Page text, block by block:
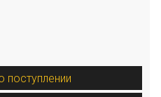
поступлении